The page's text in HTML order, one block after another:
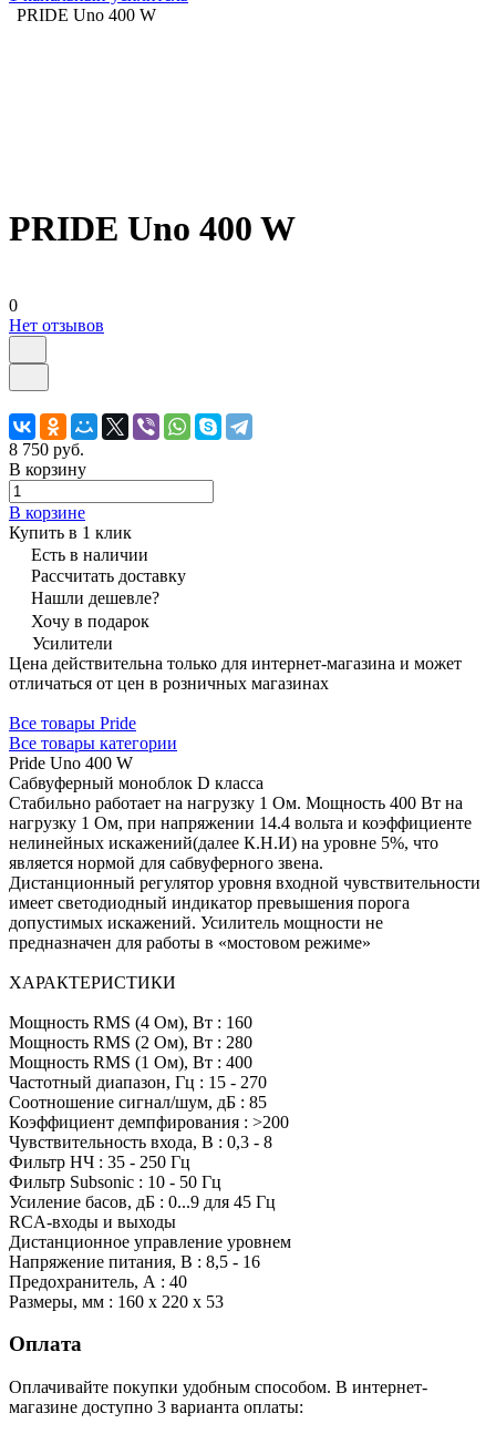
PRIDE Uno 400 W
PRIDE Uno 400 W
0
Нет отзывов
8 750 руб.
В корзину
В корзине
Купить в 1 клик
Есть в наличии
Рассчитать доставку
Нашли дешевле?
Хочу в подарок
Усилители
Цена действительна только для интернет-магазина и может
отличаться от цен в розничных магазинах
Все товары Pride
Все товары категории
Pride Uno 400 W
Сабвуферный моноблок D класса
Стабильно работает на нагрузку 1 Ом. Мощность 400 Вт на
нагрузку 1 Ом, при напряжении 14.4 вольта и коэффициенте
нелинейных искажений(далее К.Н.И) на уровне 5%, что
является нормой для сабвуферного звена.
Дистанционный регулятор уровня входной чувствительности
имеет светодиодный индикатор превышения порога
допустимых искажений. Усилитель мощности не
предназначен для работы в «мостовом режиме»
ХАРАКТЕРИСТИКИ
Мощность RMS (4 Ом), Вт : 160
Мощность RMS (2 Ом), Вт : 280
Мощность RMS (1 Ом), Вт : 400
Частотный диапазон, Гц : 15 - 270
Соотношение сигнал/шум, дБ : 85
Коэффициент демпфирования : >200
Чувствительность входа, В : 0,3 - 8
Фильтр НЧ : 35 - 250 Гц
Фильтр Subsonic : 10 - 50 Гц
Усиление басов, дБ : 0...9 для 45 Гц
RCA-входы и выходы
Дистанционное управление уровнем
Напряжение питания, В : 8,5 - 16
Предохранитель, А : 40
Размеры, мм : 160 x 220 x 53
Оплата
Оплачивайте покупки удобным способом. В интернет-
магазине доступно 3 варианта оплаты: